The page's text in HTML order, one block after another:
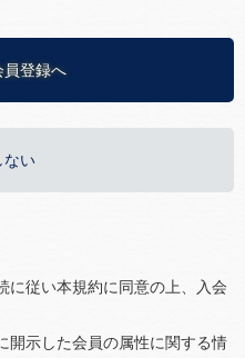
員登録へ
ない
に従い本規約に同意の上、入会
開示した会員の属性に関する情